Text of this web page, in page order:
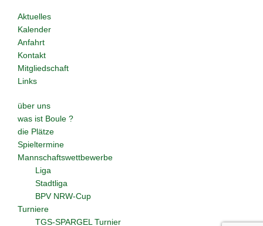
Aktuelles
Kalender
Anfahrt
Kontakt
Mitgliedschaft
Links
über uns
was ist Boule ?
die Plätze
Spieltermine
Mannschaftswettbewerbe
Liga
Stadtliga
BPV NRW-Cup
Turniere
TGS-SPARGEL Turnier